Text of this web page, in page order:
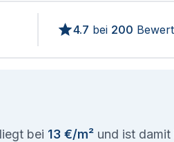
4.7 bei 200
bei 13 €/m² und ist damit